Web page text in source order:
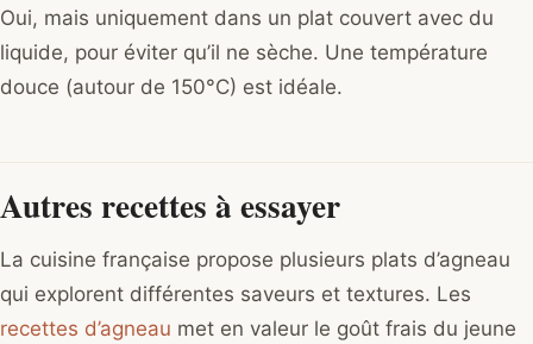
Oui, mais uniquement dans un plat couvert avec du
liquide, pour éviter qu’il ne sèche. Une température
douce (autour de 150°C) est idéale.
Autres recettes à essayer
La cuisine française propose plusieurs plats d’agneau
qui explorent différentes saveurs et textures. Les
recettes d’agneau met en valeur le goût frais du jeune